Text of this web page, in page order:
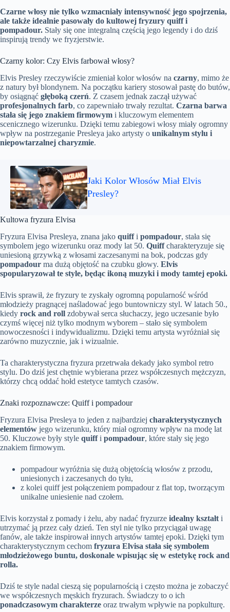
Czarne włosy nie tylko wzmacniały intensywność jego spojrzenia,
ale także idealnie pasowały do kultowej fryzury quiff i
pompadour. Stały się one integralną częścią jego legendy i do dziś
inspirują trendy we fryzjerstwie.
Czarny kolor: Czy Elvis farbował włosy?
Elvis Presley rzeczywiście zmieniał kolor włosów na czarny, mimo że
z natury był blondynem. Na początku kariery stosował pastę do butów,
by osiągnąć głęboką czerń. Z czasem jednak zaczął używać
profesjonalnych farb, co zapewniało trwały rezultat. Czarna barwa
stała się jego znakiem firmowym i kluczowym elementem
scenicznego wizerunku. Dzięki temu zabiegowi włosy miały ogromny
wpływ na postrzeganie Presleya jako artysty o unikalnym stylu i
niepowtarzalnej charyzmie.
Jaki Kolor Włosów Miał Elvis
Presley?
Kultowa fryzura Elvisa
Fryzura Elvisa Presleya, znana jako quiffi pompadour, stała się
symbolem jego wizerunku oraz mody lat 50. Quiffcharakteryzuje się
uniesioną grzywką z włosami zaczesanymi na bok, podczas gdy
pompadour ma dużą objętość na czubku głowy. Elvis
spopularyzował te style, będąc ikoną muzyki i mody tamtej epoki.
Elvis sprawił, że fryzury te zyskały ogromną popularność wśród
młodzieży pragnącej naśladować jego buntowniczy styl. W latach 50.,
kiedy rock and roll zdobywał serca słuchaczy, jego uczesanie było
czymś więcej niż tylko modnym wyborem – stało się symbolem
nowoczesności i indywidualizmu. Dzięki temu artysta wyróżniał się
zarówno muzycznie, jak i wizualnie.
Ta charakterystyczna fryzura przetrwała dekady jako symbol retro
stylu. Do dziś jest chętnie wybierana przez współczesnych mężczyzn,
którzy chcą oddać hołd estetyce tamtych czasów.
Znaki rozpoznawcze: Quiff i pompadour
Fryzura Elvisa Presleya to jeden z najbardziej charakterystycznych
elementów jego wizerunku, który miał ogromny wpływ na modę lat
50. Kluczowe były style quiffi pompadour, które stały się jego
znakiem firmowym.
pompadour wyróżnia się dużą objętością włosów z przodu,
uniesionych i zaczesanych do tyłu,
z kolei quiff jest połączeniem pompadour z flat top, tworzącym
unikalne uniesienie nad czołem.
Elvis korzystał z pomady i żelu, aby nadać fryzurze idealny kształt i
utrzymać ją przez cały dzień. Ten styl nie tylko przyciągał uwagę
fanów, ale także inspirował innych artystów tamtej epoki. Dzięki tym
charakterystycznym cechom fryzura Elvisa stała się symbolem
młodzieżowego buntu, doskonale wpisując się w estetykę rock and
rolla.
Dziś te style nadal cieszą się popularnością i często można je zobaczyć
we współczesnych męskich fryzurach. Świadczy to o ich
ponadczasowym charakterze oraz trwałym wpływie na popkulturę.